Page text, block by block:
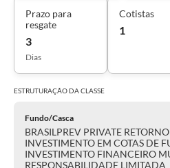
Prazo para
resgate
3
Dias
Cotistas
1
ESTRUTURAÇÃO DACLASSE
Fundo/Casca
BRASILPREV PRIVATE
INVESTIMENTO EM COTAS DE
INVESTIMENTO FINANCEIRO
RESPONSABILIDADE LIMITADA